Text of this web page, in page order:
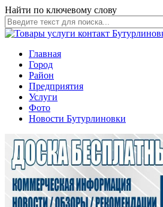
Найти по ключевому слову
Главная
Город
Район
Предприятия
Услуги
Фото
Новости Бутурлиновки